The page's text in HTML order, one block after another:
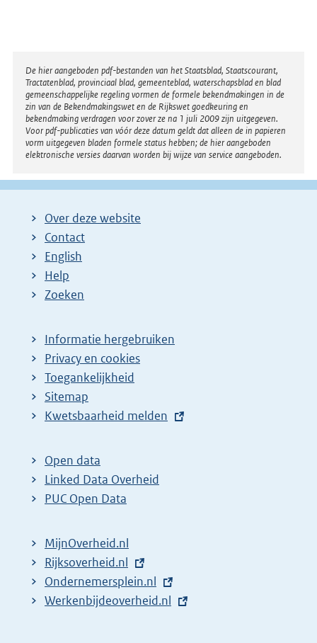
Disclaimer
De hier aangeboden pdf-bestanden van het Staatsblad, Staatscourant,
Tractatenblad, provinciaal blad, gemeenteblad, waterschapsblad en blad
gemeenschappelijke regeling vormen de formele bekendmakingen in de
zin van de Bekendmakingswet en de Rijkswet goedkeuring en
bekendmaking verdragen voor zover ze na 1 juli 2009 zijn uitgegeven.
Voor pdf-publicaties van vóór deze datum geldt dat alleen de in papieren
vorm uitgegeven bladen formele status hebben; de hier aangeboden
elektronische versies daarvan worden bij wijze van service aangeboden.
Over deze website
Contact
English
Help
Zoeken
Informatie hergebruiken
Privacy en cookies
Toegankelijkheid
Sitemap
E
t
e
r
l
i
n
k
Kwetsbaarheid melden
Open data
Linked Data Overheid
PUC Open Data
MijnOverheid.nl
E
x
t
Rijksoverheid.nl
E
x
Ondernemersplein.nl
E
Werkenbijdeoverheid.nl